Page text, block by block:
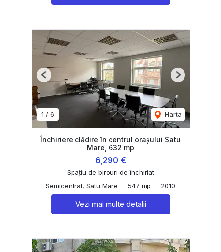
1 / 6 Harta
Previous Next
Închiriere clădire în centrul orașului Satu
Mare, 632 mp
6,290 €
Spațiu de birouri de închiriat
Semicentral, Satu Mare
547 mp 2010
Vezi mai multe detalii